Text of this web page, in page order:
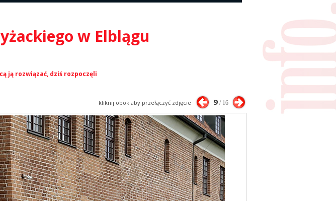
w Elblągu
ją rozwiązać, dziś rozpoczęli
kliknij obok aby przełączyć zdjęcie 9/ 16